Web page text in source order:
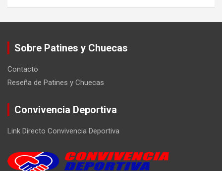
Sobre Patines y Chuecas
Contacto
Reseña de Patines y Chuecas
Convivencia Deportiva
Link Directo Convivencia Deportiva